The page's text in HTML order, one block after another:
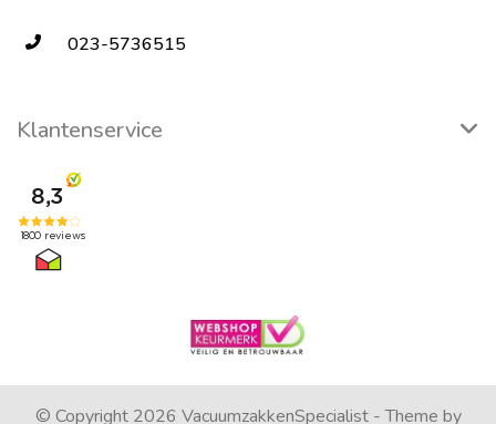
023-5736515
Klantenservice
© Copyright 2026 VacuumzakkenSpecialist - Theme by